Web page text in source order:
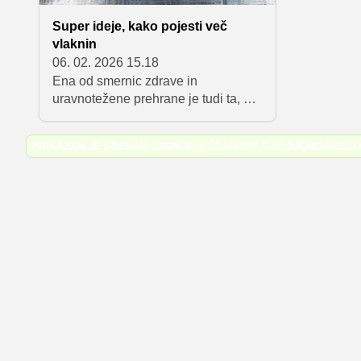
Super ideje, kako pojesti več
vlaknin
06. 02. 2026 15.18
Ena od smernic zdrave in
uravnotežene prehrane je tudi ta, da
Vlaknine so za naše telo zelo dobre,
saj uravnavajo prebavo in skrbijo
PRIKAZAN JE SEZNAM ZADNJIH 1 ČLANKOV S KLJUČNO